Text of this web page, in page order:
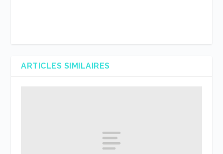
ARTICLES SIMILAIRES